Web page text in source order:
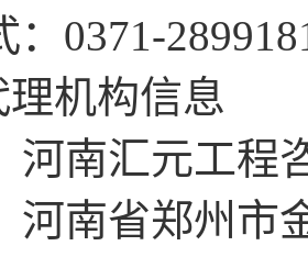
0371-
理机构信息
河南汇元工程
河南省郑州市